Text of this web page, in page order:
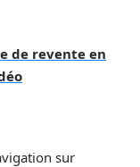
de revente en
sur